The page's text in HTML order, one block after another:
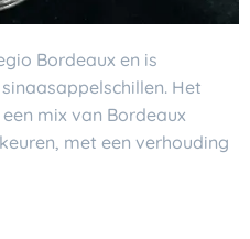
Bordeaux en is
Het
mix van Bordeaux
met een verhouding